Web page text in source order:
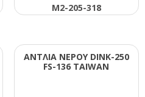
Μ2-205-318
ΑΝΤΛΙΑ ΝΕΡΟΥ DΙΝΚ-250
FS-136 ΤΑΙWΑΝ